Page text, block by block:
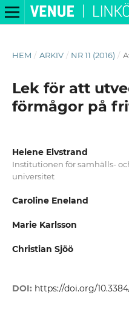
HEM / ARKIV / NR 11 (2016) /
Lek för att
förmågor på
Helene Elvstrand
Institutionen för samhälls-
universitet
Caroline Eneland
Marie Karlsson
Christian Sjöö
DOI: https://doi.org/